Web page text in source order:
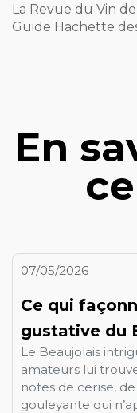
La Revue du Vin
Guide Hachette
En
07/05/2026
Ce qui
gustative du
Le Beaujolais
amateurs lui
notes de cerise,
gouleyante qui